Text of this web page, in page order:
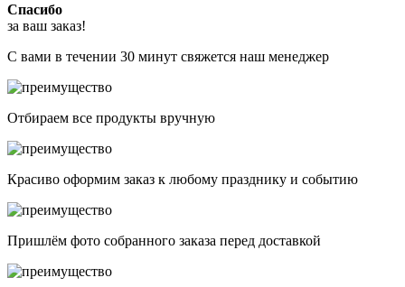
Спасибо
за ваш заказ!
С вами в течении 30 минут свяжется наш менеджер
Отбираем все продукты вручную
Красиво оформим заказ к любому празднику и событию
Пришлём фото собранного заказа перед доставкой